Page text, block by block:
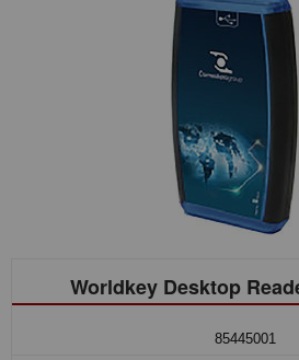
Worldkey Desktop
85445001